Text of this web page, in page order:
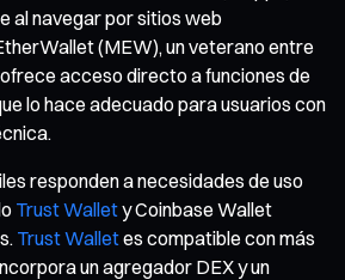
al navegar por sitios web
(MEW), un veterano entre
acceso directo a funciones de
lo hace adecuado para usuarios con
responden a necesidades de uso
Trust Wallety Coinbase Wallet
Trust Walletes compatible con más
un agregador DEX y un